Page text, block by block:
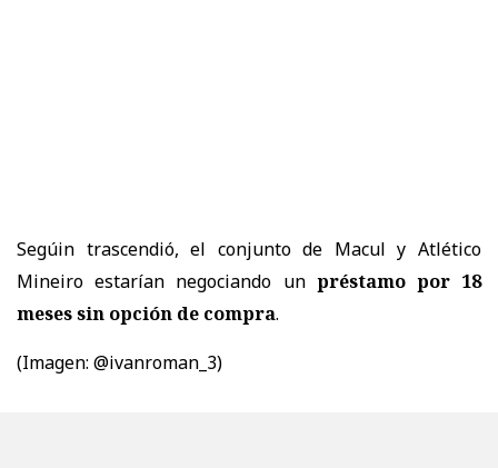
Segúin trascendió, el conjunto de Macul y Atlético
Mineiro estarían negociando un préstamo por 18
meses sin opción de compra.
(Imagen: @ivanroman_3)